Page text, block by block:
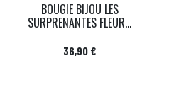
BOUGIE BIJOU LES
SURPRENANTES FLEUR...
Prix
36,90 €